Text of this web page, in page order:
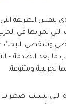
بنفس الطريقة التي
نمر بها في
وشخصي. البحث
بعد الصدمة –
تجريبية ومتنوعة.
التي تسبب